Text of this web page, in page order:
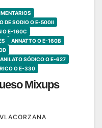
DE SODIO O E-500II
O E-160C
ANNATTO O E-160B
SÓDICO O E-627
O E-330
Mixups
VLACORZANA